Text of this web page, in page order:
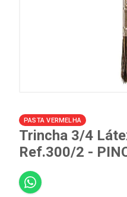
PASTA VERMELHA
Trincha 3/4
Ref.300/2 -